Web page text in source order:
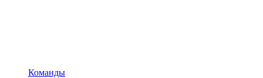
Команды